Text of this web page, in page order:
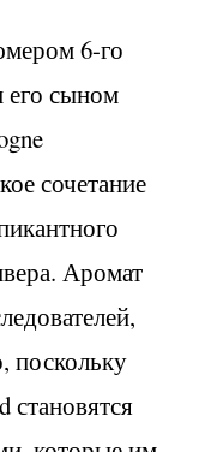
6-го
его сыном
сочетание
Аромат
поскольку